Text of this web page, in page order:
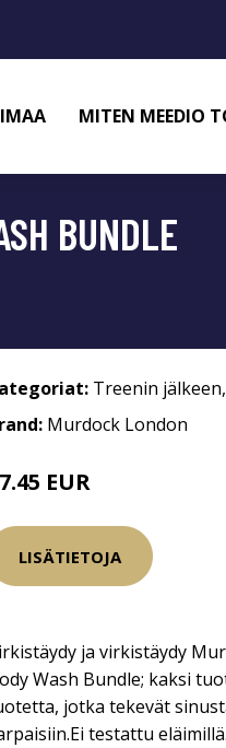
MITEN MEEDIO
BUNDLE
Treenin jälkeen,
Murdock London
EUR
LISÄTIETOJA
ja virkistäydy
Wash Bundle; kaksi
jotka tekevät
testattu